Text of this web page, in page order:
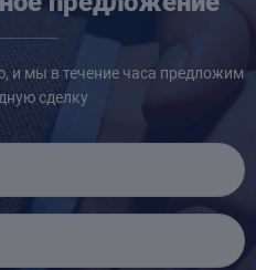
и мы в течение часа предложим
сделку